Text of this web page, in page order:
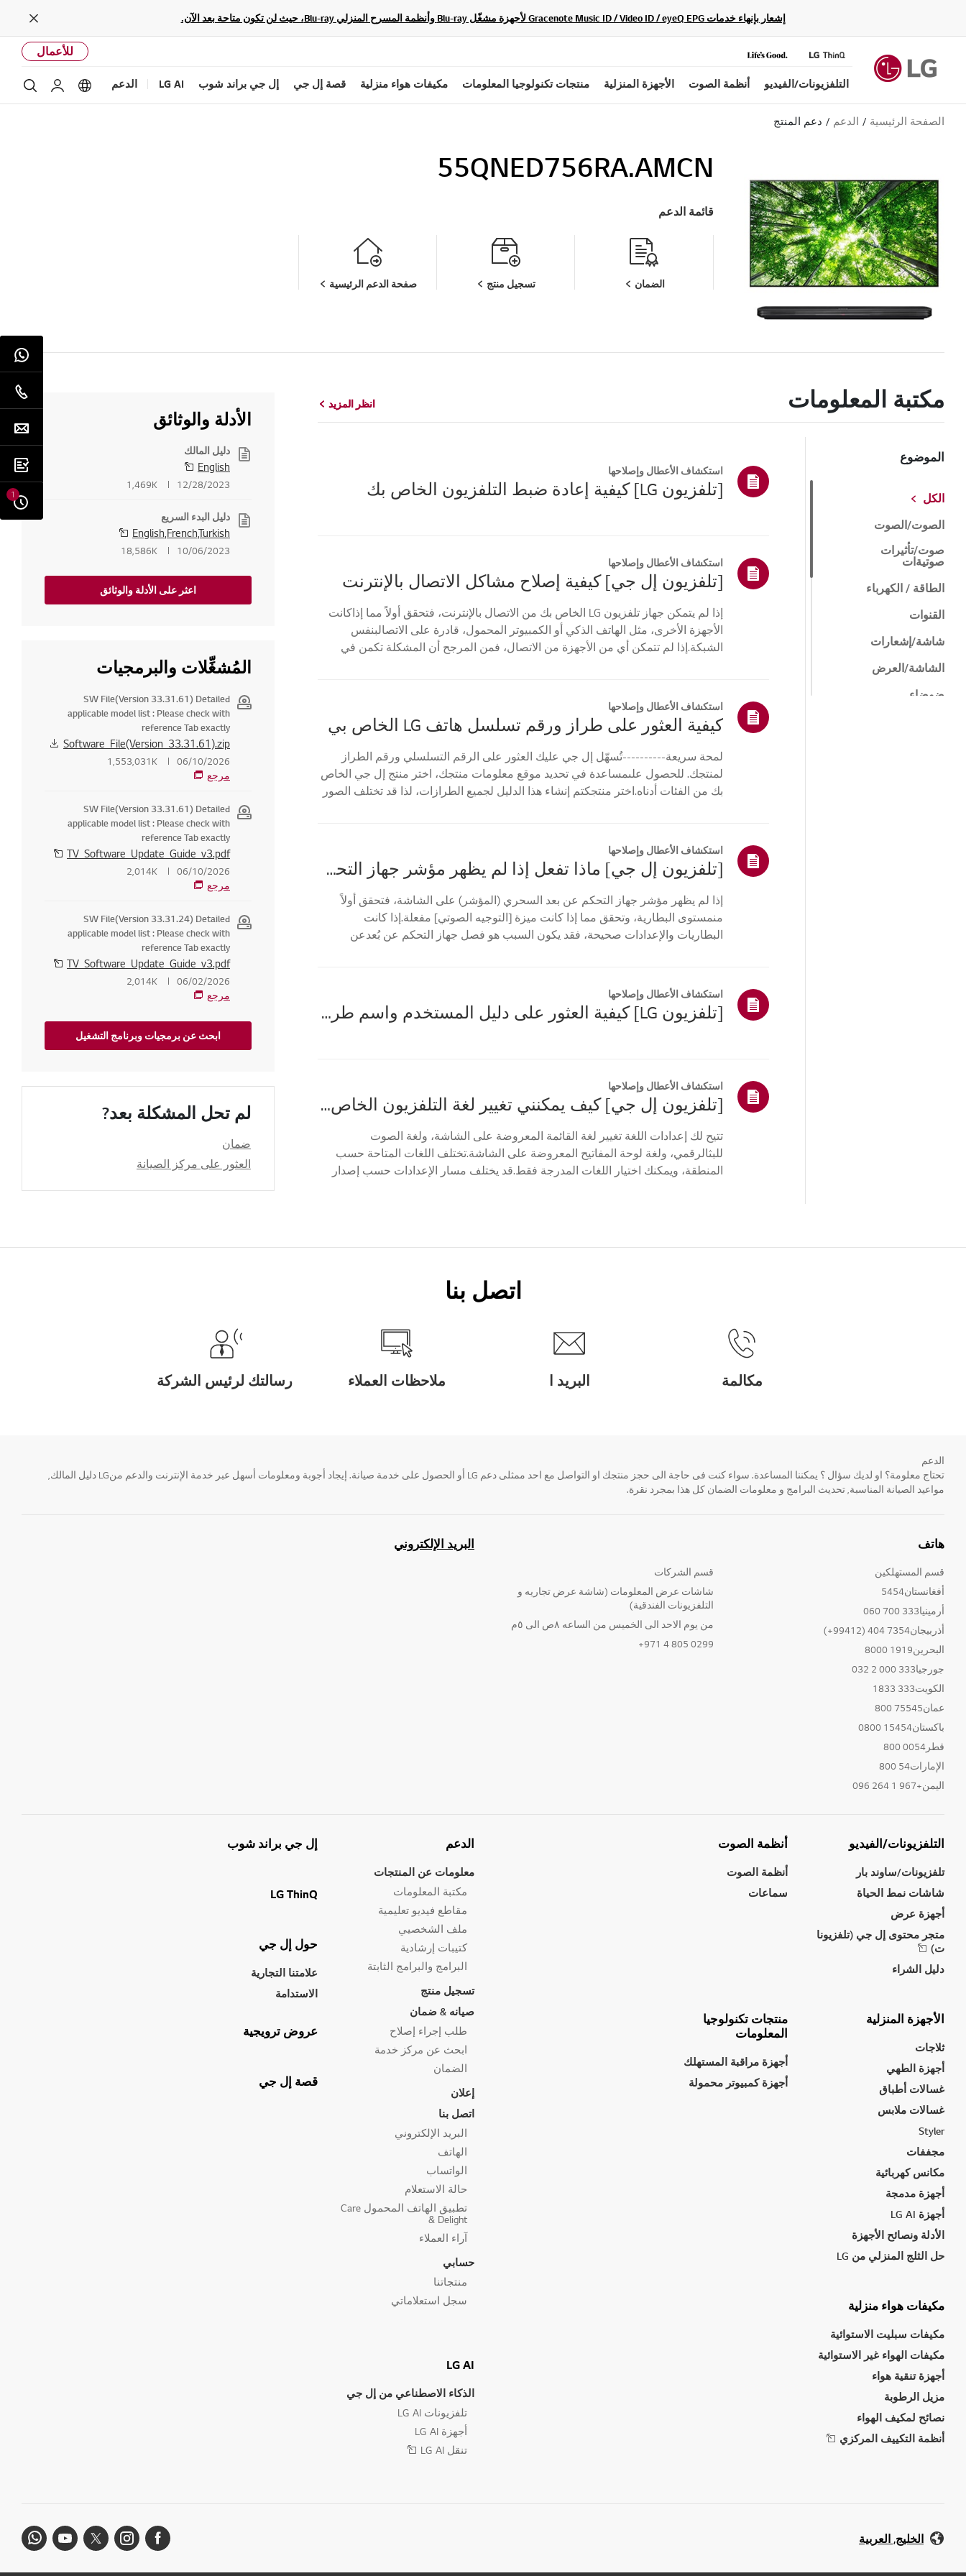
إشعار بإنهاء خدمات Gracenote Music ID / Video ID / eyeQ EPG لأجهزة مشغّل Blu-ray وأنظمة المسرح المنزلي Blu-ray، حيث لن تكون متاحة بعد الآن.
Close
للأعمال
التلفزيونات/الفيديو أنظمة الصوت الأجهزة المنزلية منتجات تكنولوجيا المعلومات مكيفات هواء منزلية قصة إل جي إل جي براند شوب LG AI الدعم optionsحساب
الصفحة الرئيسية الدعم دعم المنتج
55QNED756RA.AMCN
قائمة الدعم
الضمان تسجيل منتج صفحة الدعم الرئيسية
مكتبة المعلومات انظر المزيد
الموضوع
الكل
الصوت/الصوت
صوت/تأثيرات
صوتيةات
الطاقة / الكهرباء
القنوات
شاشة/إشعارات
الشاشة/العرض
ضوضاء
استكشاف الأعطال وإصلاحها
[تلفزيون LG] كيفية إعادة ضبط التلفزيون الخاص بك
استكشاف الأعطال وإصلاحها
[تلفزيون إل جي] كيفية إصلاح مشاكل الاتصال بالإنترنت
إذا لم يتمكن جهاز تلفزيون LG الخاص بك من الاتصال بالإنترنت، فتحقق أولاً مما إذاكانت
الأجهزة الأخرى، مثل الهاتف الذكي أو الكمبيوتر المحمول، قادرة على الاتصالبنفس
الشبكة.إذا لم تتمكن أي من الأجهزة من الاتصال، فمن المرجح أن المشكلة تكمن في
استكشاف الأعطال وإصلاحها
كيفية العثور على طراز ورقم تسلسل هاتف LG الخاص بي
لمحة سريعة----------تُسهّل إل جي عليك العثور على الرقم التسلسلي ورقم الطراز
لمنتجك. للحصول علىمساعدة في تحديد موقع معلومات منتجك، اختر منتج إل جي الخاص
بك من الفئات أدناه.اختر منتجكتم إنشاء هذا الدليل لجميع الطرازات، لذا قد تختلف الصور
استكشاف الأعطال وإصلاحها
[تلفزيون إل جي] ماذا تفعل إذا لم يظهر مؤشر جهاز التحكم عن بعد السحري؟
إذا لم يظهر مؤشر جهاز التحكم عن بعد السحري (المؤشر) على الشاشة، فتحقق أولاً
منمستوى البطارية، وتحقق مما إذا كانت ميزة [التوجيه الصوتي] مفعلة.إذا كانت
البطاريات والإعدادات صحيحة، فقد يكون السبب هو فصل جهاز التحكم عن بُعدعن
استكشاف الأعطال وإصلاحها
[تلفزيون LG] كيفية العثور على دليل المستخدم واسم طراز التلفزيون
استكشاف الأعطال وإصلاحها
[تلفزيون إل جي] كيف يمكنني تغيير لغة التلفزيون الخاص بي؟
تتيح لك إعدادات اللغة تغيير لغة القائمة المعروضة على الشاشة، ولغة الصوت
للبثالرقمي، ولغة لوحة المفاتيح المعروضة على الشاشة.تختلف اللغات المتاحة حسب
المنطقة، ويمكنك اختيار اللغات المدرجة فقط.قد يختلف مسار الإعدادات حسب إصدار
انظر المزيد
الأدلة والوثائق
دليل المالك
English
12/28/2023
1,469K
دليل البدء السريع
English,French,Turkish
10/06/2023
18,586K
اعثر على الأدلة والوثائق
المُشغِّلات والبرمجيات
SW File(Version 33.31.61) Detailed
applicable model list : Please check with
reference Tab exactly
Software_File(Version_33.31.61).zip
06/10/2026
1,553,031K
مرجع
SW File(Version 33.31.61) Detailed
applicable model list : Please check with
reference Tab exactly
TV_Software_Update_Guide_v3.pdf
06/10/2026
2,014K
مرجع
SW File(Version 33.31.24) Detailed
applicable model list : Please check with
reference Tab exactly
TV_Software_Update_Guide_v3.pdf
06/02/2026
2,014K
مرجع
ابحث عن برمجيات وبرنامج التشغيل
لم تحل المشكلة بعد?
ضمان
العثور على مركز الصيانة
اتصل بنا
مكالمة البريد ا ملاحظات العملاء رسالتك لرئيس الشركة
1
الدعم
تحتاج معلومة؟ او لديك سؤال ؟ يمكننا المساعدة. سواء كنت فى حاجة الى حجز منتجك او التواصل مع احد ممثلى دعم LG أو الحصول على خدمة صيانة. إيجاد أجوبة ومعلومات أسهل عبر خدمة الإنترنت والدعم منLG دليل المالك,
مواعيد الصيانة المناسبة, تحديث البرامج و معلومات الضمان كل هذا بمجرد نقرة.
هاتف
قسم المستهلكين
أفغانستان5454
أرمينيا333 700 060
أذربيجان7354 404 (99412+)
البحرين1919 8000
جورجيا333 000 2 032
الكويت333 1833
عمان75545 800
باكستان15454 0800
قطر0054 800
الإمارات54 800
اليمن+967 1 264 096
قسم الشركات
شاشات عرض المعلومات (شاشة عرض تجاريه و
التلفزيونات الفندقية)
من يوم الاحد الى الخميس من الساعه ٨ص الى ٥م
0299 805 4 971+
البريد الإلكتروني
التلفزيونات/الفيديو
تلفزيونات/ساوند بار
شاشات نمط الحياة
أجهزة عرض
متجر محتوى إل جي (تلفزيونا
ت)
دليل الشراء
أنظمة الصوت
أنظمة الصوت
سماعات
الأجهزة المنزلية
ثلاجات
أجهزة الطهي
غسالات أطباق
غسالات ملابس
Styler
مجففات
مكانس كهربائية
أجهزة مدمجة
أجهزة LG AI
الأدلة ونصائح الأجهزة
حل الثلج المنزلي من LG
منتجات تكنولوجيا
المعلومات
أجهزة مراقبة المستهلك
أجهزة كمبيوتر محمولة
مكيفات هواء منزلية
مكيفات سبليت الاستوائية
مكيفات الهواء غير الاستوائية
أجهزة تنقية هواء
مزيل الرطوبة
نصائح لمكيف الهواء
أنظمة التكييف المركزي
الدعم
معلومات عن المنتجات
مكتبة المعلومات
مقاطع فيديو تعليمية
ملف الشخصيي
كتيبات إرشادية
البرامج والبرامج الثابتة
تسجيل منتج
صيانه & ضمان
طلب إجراء إصلاح
ابحث عن مركز خدمة
الضمان
إعلان
اتصل بنا
البريد الإلكتروني
الهاتف
الواتساب
حالة الاستعلام
تطبيق الهاتف المحمول Care
& Delight
آراء العملاء
حسابي
منتجاتنا
سجل استعلاماتي
LG AI
الذكاء الاصطناعي من إل جي
تلفزيونات LG AI
أجهزة LG AI
تنقل LG AI
إل جي براند شوب
LG ThinQ
حول إل جي
علامتنا التجارية
الاستدامة
عروض ترويجية
قصة إل جي
الخليج, العربية